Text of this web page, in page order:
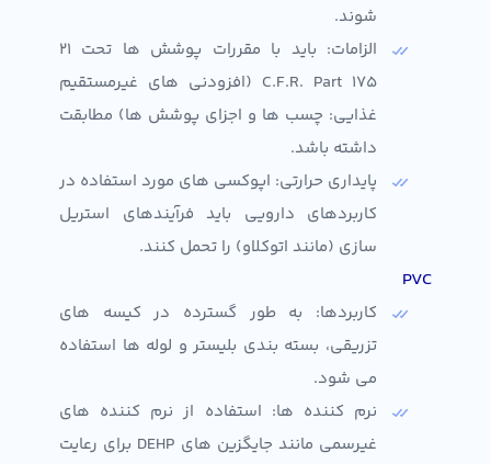
شوند.
الزامات: باید با مقررات پوشش ها تحت 21
C.F.R. Part 175 (افزودنی های غیرمستقیم
غذایی: چسب ها و اجزای پوشش ها) مطابقت
داشته باشد.
پایداری حرارتی: اپوکسی های مورد استفاده در
کاربردهای دارویی باید فرآیندهای استریل
سازی (مانند اتوکلاو) را تحمل کنند.
PVC
کاربردها: به طور گسترده در کیسه های
تزریقی، بسته بندی بلیستر و لوله ها استفاده
می شود.
نرم کننده ها: استفاده از نرم کننده های
غیرسمی مانند جایگزین های DEHP برای رعایت